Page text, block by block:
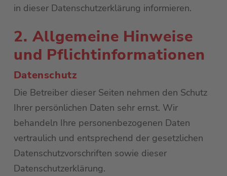
in dieser Datenschutzerklärung informieren.
2. Allgemeine Hinweise
und Pflichtinformationen
Datenschutz
Die Betreiber dieser Seiten nehmen den Schutz
Ihrer persönlichen Daten sehr ernst. Wir
behandeln Ihre personenbezogenen Daten
vertraulich und entsprechend der gesetzlichen
Datenschutzvorschriften sowie dieser
Datenschutzerklärung.